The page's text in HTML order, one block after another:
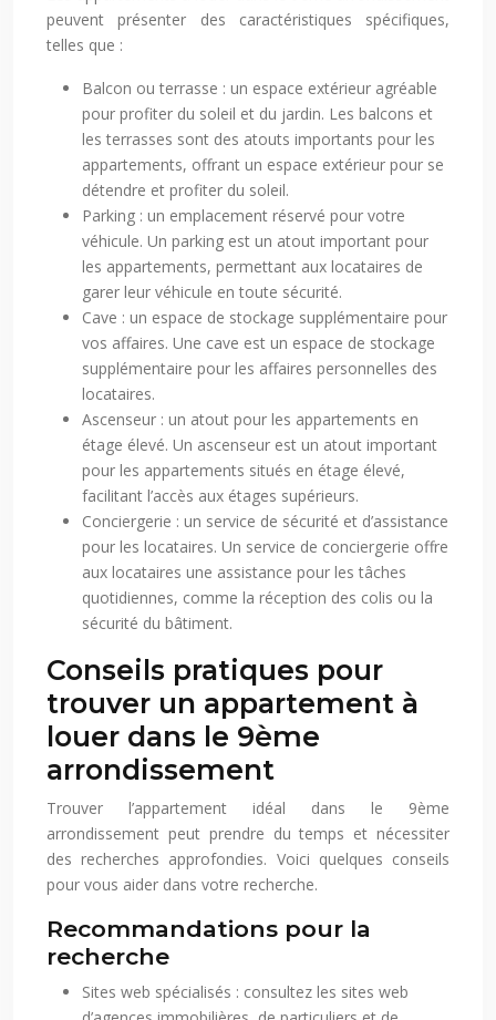
peuvent présenter des caractéristiques spécifiques,
telles que :
Balcon ou terrasse : un espace extérieur agréable
pour profiter du soleil et du jardin. Les balcons et
les terrasses sont des atouts importants pour les
appartements, offrant un espace extérieur pour se
détendre et profiter du soleil.
Parking : un emplacement réservé pour votre
véhicule. Un parking est un atout important pour
les appartements, permettant aux locataires de
garer leur véhicule en toute sécurité.
Cave : un espace de stockage supplémentaire pour
vos affaires. Une cave est un espace de stockage
supplémentaire pour les affaires personnelles des
locataires.
Ascenseur : un atout pour les appartements en
étage élevé. Un ascenseur est un atout important
pour les appartements situés en étage élevé,
facilitant l’accès aux étages supérieurs.
Conciergerie : un service de sécurité et d’assistance
pour les locataires. Un service de conciergerie offre
aux locataires une assistance pour les tâches
quotidiennes, comme la réception des colis ou la
sécurité du bâtiment.
Conseils pratiques pour
trouver un appartement à
louer dans le 9ème
arrondissement
Trouver l’appartement idéal dans le 9ème
arrondissement peut prendre du temps et nécessiter
des recherches approfondies. Voici quelques conseils
pour vous aider dans votre recherche.
Recommandations pour la
recherche
Sites web spécialisés : consultez les sites web